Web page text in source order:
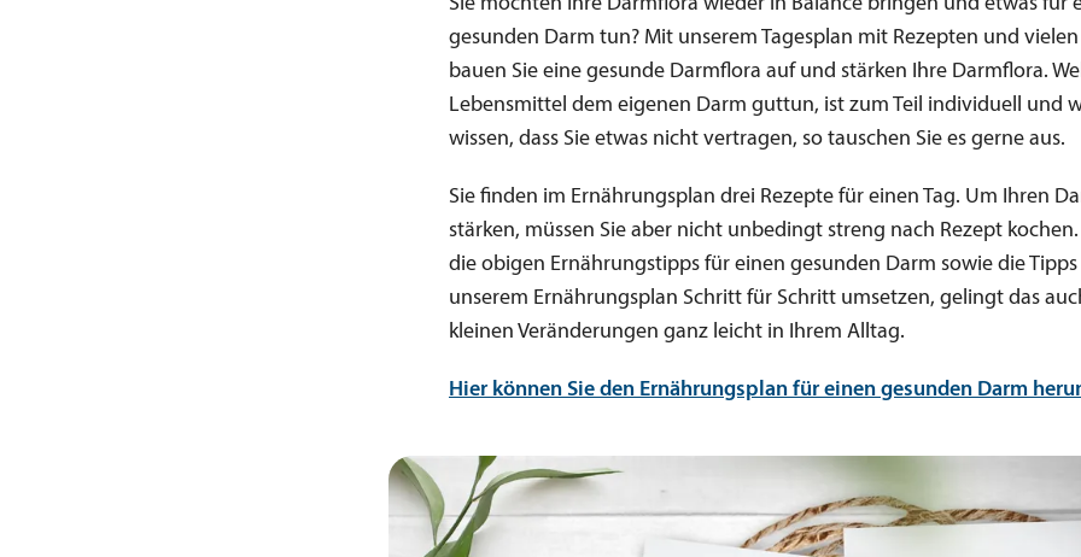
gesunden Darm tun? Mit unserem Tagesplan mit Rezepten und vielen
bauen Sie eine gesunde Darmflora auf und stärken Ihre Darmflora.
Lebensmittel dem eigenen Darm guttun, ist zum Teil individuell und
wissen, dass Sie etwas nicht vertragen, so tauschen Sie es gerne aus.
Sie finden im Ernährungsplan drei Rezepte für einen Tag. Um Ihren
stärken, müssen Sie aber nicht unbedingt streng nach Rezept kochen.
die obigen Ernährungstipps für einen gesunden Darm sowie die Tipps
unserem Ernährungsplan Schritt für Schritt umsetzen, gelingt das
kleinen Veränderungen ganz leicht in Ihrem Alltag.
Hier können Sie den Ernährungsplan für einen gesunden Darm